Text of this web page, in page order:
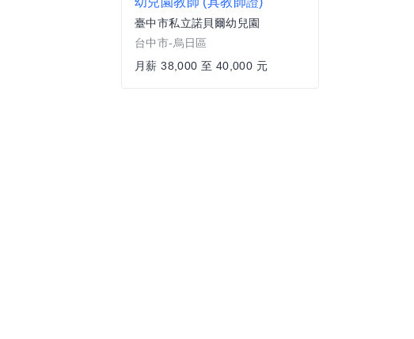
臺中市私立諾貝爾幼兒園
台中市-烏日區
月薪 38,000 至 40,000 元